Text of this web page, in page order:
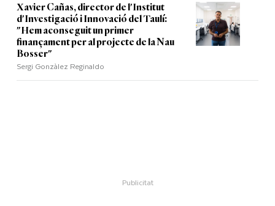
Xavier Cañas, director de l'Institut
d'Investigació i Innovació del Taulí:
"Hem aconseguit un primer
finançament per al projecte de la Nau
Bosser"
Sergi Gonzàlez Reginaldo